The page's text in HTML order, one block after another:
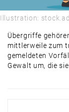
Illustration:
Übergriffe
mittlerweile zum
gemeldeten
Gewalt um, die